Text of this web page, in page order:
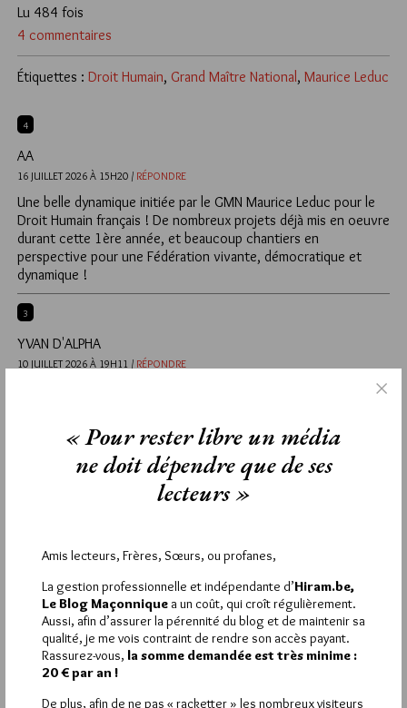
4 commentaires
Lu 484 fois
Étiquettes : Droit Humain, Grand Maître National , Maurice Leduc
4
AA
16 JUILLET 2026 À 15H20 / RÉPONDRE
Une belle dynamique initiée par le GMN Maurice Leduc pour le
Droit Humain français ! De nombreux projets déjà mis en oeuvre
durant cette 1ère année, et beaucoup chantiers en
perspective pour une Fédération vivante, démocratique et
dynamique !
3
YVAN D'ALPHA
10 JUILLET 2026 À 19H11 / RÉPONDRE
Je visite autant que possible des loges du DH de mon secteur.
leurs loges mères respectives au demeurant bien
sympathiques. J’ai néanmoins pu entendre ça et là que la
prégnance des ateliers dits supérieurs peut être parfois
contraignante et provoque quelques départs. En outre, on
peut voir aussi un certain attrait du Grand Orient comme
contacté aujourd’hui par un frère du DH qui souhaite rejoindre
MINERVE
10 JUILLET 2026 À 11H34 / RÉPONDRE
Merci à Maurice Leduc pour ces propos clairs et transparents
« Pour rester libre un média
ne doit dépendre que de ses
lecteurs »
Amis lecteurs, Frères, Sœurs, ou profanes,
La gestion professionnelle et indépendante d’Hiram.be,
Le Blog Maçonnique a un coût, qui croît régulièrement.
Aussi, afin d’assurer la pérennité du blog et de maintenir sa
qualité, je me vois contraint de rendre son accès payant.
Rassurez-vous, la somme demandée est très minime :
20 € par an !
De plus, afin de ne pas « racketter » les nombreux visiteurs